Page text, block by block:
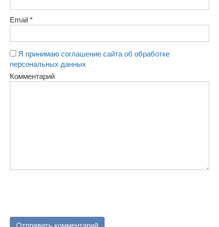
Email *
Я принимаю соглашение сайта об обработке
персональных данных
Комментарий